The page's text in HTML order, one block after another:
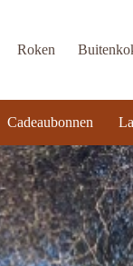
Roken
Cadeaubonnen